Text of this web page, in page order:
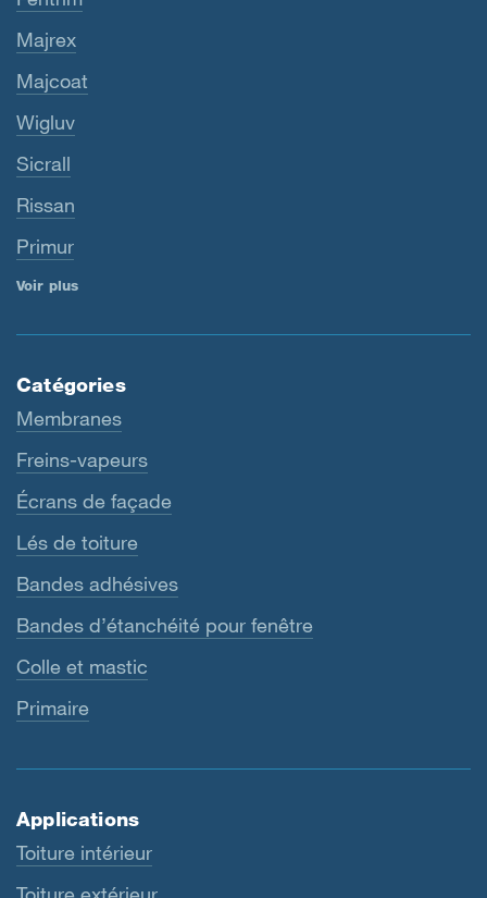
Majrex
Majcoat
Wigluv
Sicrall
Rissan
Primur
Voir plus
Catégories
Membranes
Freins-vapeurs
Écrans de façade
Lés de toiture
Bandes adhésives
Bandes d’étanchéité pour fenêtre
Colle et mastic
Primaire
Applications
Toiture intérieur